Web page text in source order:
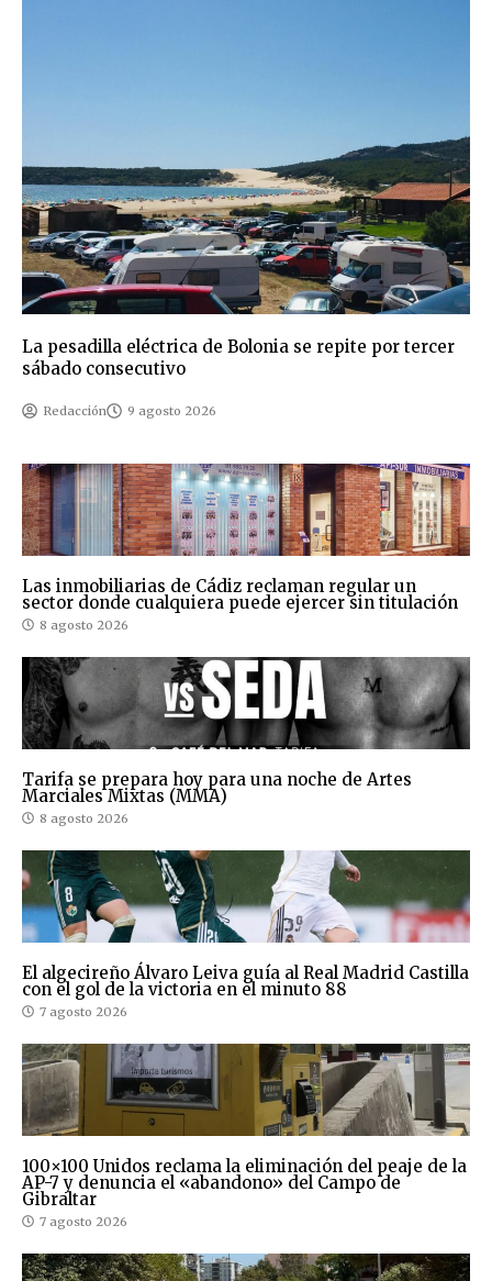
La pesadilla eléctrica de Bolonia se repite por tercer
sábado consecutivo
Redacción 9 agosto 2026
Las inmobiliarias de Cádiz reclaman regular un
sector donde cualquiera puede ejercer sin titulación
8 agosto 2026
Tarifa se prepara hoy para una noche de Artes
Marciales Mixtas (MMA)
8 agosto 2026
El algecireño Álvaro Leiva guía al Real Madrid Castilla
con el gol de la victoria en el minuto 88
7 agosto 2026
100×100 Unidos reclama la eliminación del peaje de la
AP-7 y denuncia el «abandono» del Campo de
Gibraltar
7 agosto 2026